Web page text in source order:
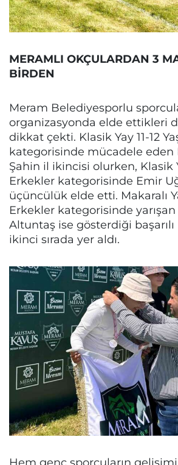
MERAMLI OKÇULARDAN 3
BİRDEN
Meram Belediyesporlu
organizasyonda elde ettikleri
dikkat çekti. Klasik Yay 11-12
kategorisinde mücadele eden
Şahin il ikincisi olurken, Klasik
Erkekler kategorisinde Emir
üçüncülük elde etti. Makaralı
Erkekler kategorisinde
Altuntaş ise gösterdiği
ikinci sırada yer aldı.